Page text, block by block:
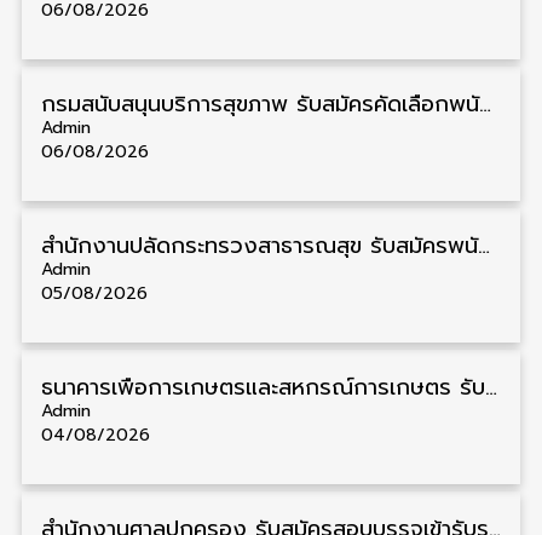
06/08/2026
กรมสนับสนุนบริการสุขภาพ รับสมัครคัดเลือกพนักงานราชการ วุฒิ ปวส./ป.ตรี 13 อัตรา รับสมัคร 11 – 20 สิงหาคม
Admin
06/08/2026
สำนักงานปลัดกระทรวงสาธารณสุข รับสมัครพนักงานราชการรูปแบบพิเศษ วุฒิ ปวส./ป.ตรี 102 อัตรา รับสมัคร 17 – 28 สิงหาคม
Admin
05/08/2026
ธนาคารเพื่อการเกษตรและสหกรณ์การเกษตร รับสมัครบุคคลเพื่อเป็นผู้ช่วยพนักงาน วุฒิ ป.ตรี 5 อัตรา รับสมัคร 4 – 14 สิงหาคม
Admin
04/08/2026